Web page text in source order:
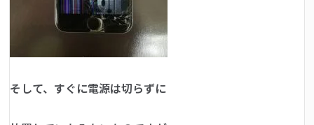
そして、すぐに電源は切らずに